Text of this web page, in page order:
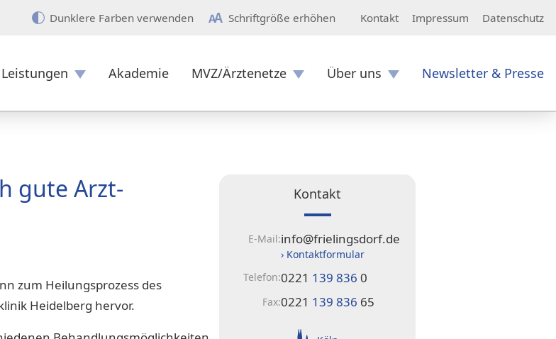
Leistungen Akademie MVZ/Ärztenetze Über uns Newsletter & Presse
Dunklere Farben verwenden Schriftgröße erhöhen Kontakt Impressum Datenschutz
gute Arzt-
zum Heilungsprozess des
Heidelberg hervor.
Kontakt
E-Mail:info@frielingsdorf.de
› Kontaktformular
Telefon:0221 139 836 0
Fax:0221 139 836 65